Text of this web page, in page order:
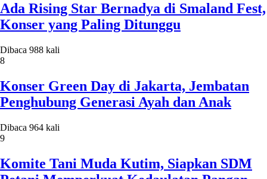
Ada Rising Star Bernadya di Smaland Fest,
Konser yang Paling Ditunggu
Dibaca 988 kali
8
Konser Green Day di Jakarta, Jembatan
Penghubung Generasi Ayah dan Anak
Dibaca 964 kali
9
Komite Tani Muda Kutim, Siapkan SDM